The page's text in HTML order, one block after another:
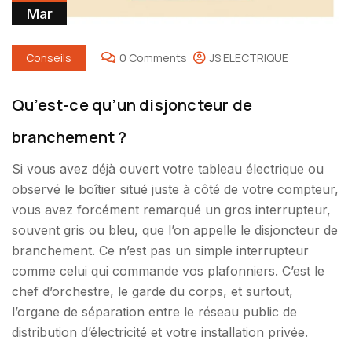
Mar
Conseils 0 Comments JS ELECTRIQUE
Qu’est-ce qu’un disjoncteur de
branchement ?
Si vous avez déjà ouvert votre tableau électrique ou
observé le boîtier situé juste à côté de votre compteur,
vous avez forcément remarqué un gros interrupteur,
souvent gris ou bleu, que l’on appelle le disjoncteur de
branchement. Ce n’est pas un simple interrupteur
comme celui qui commande vos plafonniers. C’est le
chef d’orchestre, le garde du corps, et surtout,
l’organe de séparation entre le réseau public de
distribution d’électricité et votre installation privée.